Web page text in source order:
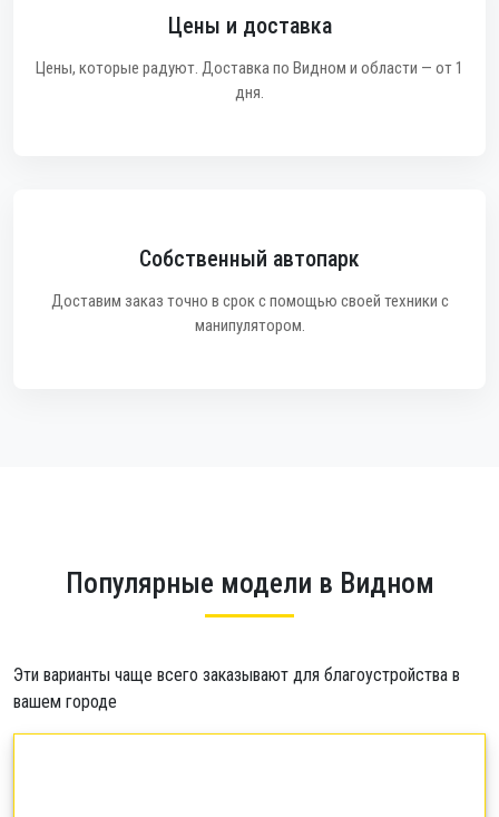
Цены и доставка
Цены, которые радуют. Доставка по Видном и области — от 1
дня.
Собственный автопарк
Доставим заказ точно в срок с помощью своей техники с
манипулятором.
Популярные модели в Видном
Эти варианты чаще всего заказывают для благоустройства в
вашем городе